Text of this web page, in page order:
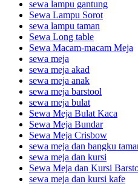
sewa lampu gantung
Sewa Lampu Sorot
sewa lampu taman
Sewa Long table
Sewa Macam-macam Meja
sewa meja
sewa meja akad
sewa meja anak
sewa meja barstool
sewa meja bulat
Sewa Meja Bulat Kaca
Sewa Meja Bundar
Sewa Meja Crisbow
sewa meja dan bangku
sewa meja dan kursi
Sewa Meja dan Kursi
sewa meja dan kursi kafe